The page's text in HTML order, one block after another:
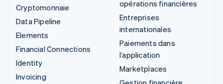
Cryptomonnaie
Data Pipeline
Elements
Financial Connections
Identity
Invoicing
opérations financières
Entreprises
internationales
Paiements dans
l’application
Marketplaces